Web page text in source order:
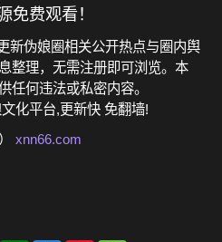
免费观看！
新伪娘圈相关公开热点与圈内舆
整理，无需注册即可浏览。本
任何违法或私密内容。
化平台,更新快 免翻墙!
xnn66.com